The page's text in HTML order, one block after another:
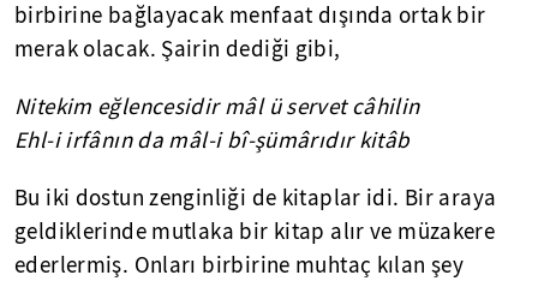
birbirine bağlayacak menfaat dışında ortak bir
merak olacak. Şairin dediği gibi,
Nitekim eğlencesidir mâl uservet câhilin
Ehl-i irfânın da mâl-i bî-şümârıdır kitâb
Bu iki dostun zenginliği de kitaplar idi. Bir araya
geldiklerinde mutlaka bir kitap alır ve müzakere
ederlermiş. Onları birbirine muhtaç kılan şey